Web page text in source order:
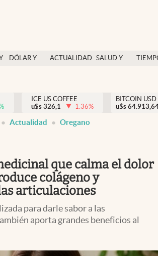
DÓLAR Y
ACTUALIDAD SALUD Y
México
ICE US COFFEE
u$s 326,1 -1.36%
BITCOIN USD
u$s
Actualidad Oregano
que calma el dolor
colágeno y
articulaciones
para darle sabor a las
aporta grandes beneficios al